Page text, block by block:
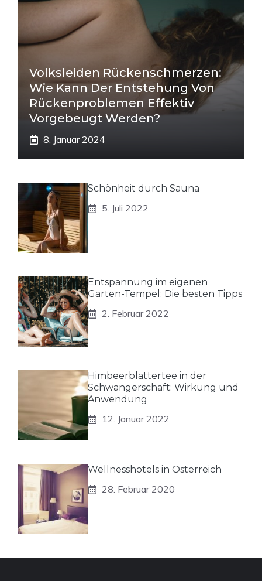
Volksleiden Rückenschmerzen:
Wie Kann Der Entstehung Von
Rückenproblemen Effektiv
Vorgebeugt Werden?
8. Januar 2024
Schönheit durch Sauna
5. Juli 2022
Entspannung im eigenen
Garten-Tempel: Die besten Tipps
2. Februar 2022
Himbeerblättertee in der
Schwangerschaft: Wirkung und
Anwendung
12. Januar 2022
Wellnesshotels in Österreich
28. Februar 2020